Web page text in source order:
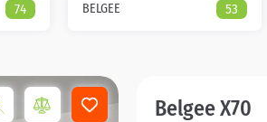
74 BELGEE 53
Belgee X70